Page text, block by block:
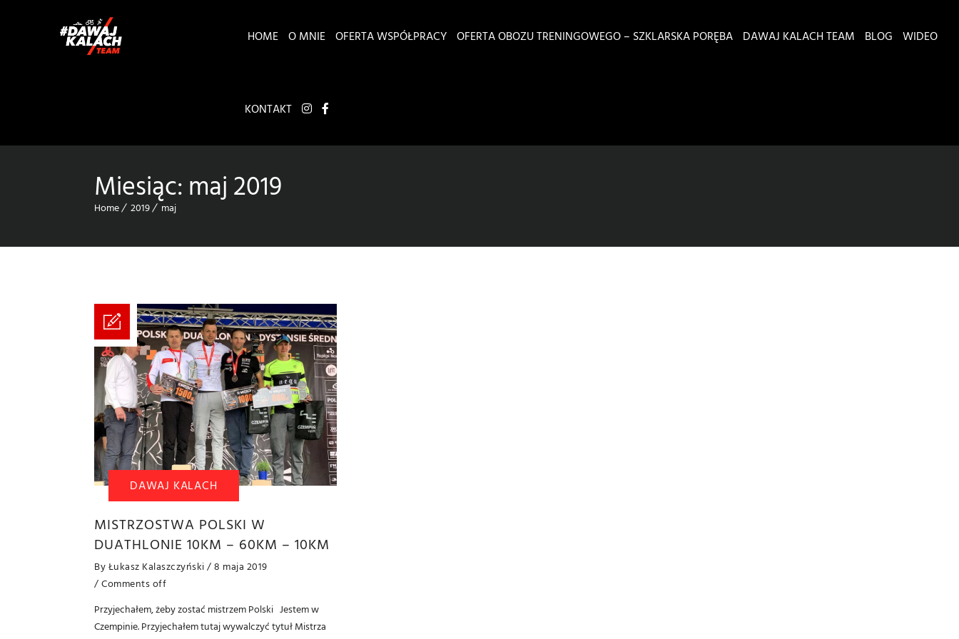
HOME O MNIE OFERTA WSPÓŁPRACY OFERTA OBOZU TRENINGOWEGO – SZKLARSKA PORĘBA DAWAJ KALACH TEAM BLOG WIDEO
KONTAKT
Miesiąc:maj 2019
Home 2019 maj
DAWAJ KALACH
MISTRZOSTWA POLSKI W
DUATHLONIE 10KM – 60KM – 10KM
ByŁukasz Kalaszczyński/ 8 maja 2019
/Comments off
Przyjechałem, żeby zostać mistrzem Polski Jestem w
Czempinie. Przyjechałem tutaj wywalczyć tytuł Mistrza